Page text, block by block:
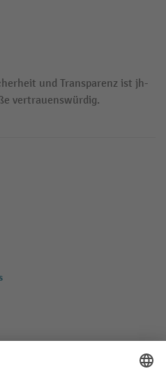
und Transparenz ist jh-
vertrauenswürdig.